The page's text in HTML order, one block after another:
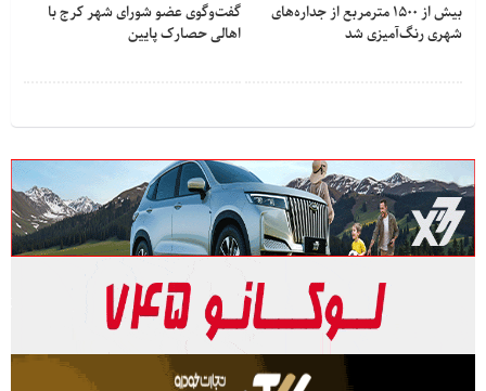
بیش از ۱۵۰۰ مترمربع از جداره‌های
شهری رنگ‌آمیزی شد
گفت‌وگوی عضو شورای شهر کرج با
اهالی حصارک پایین